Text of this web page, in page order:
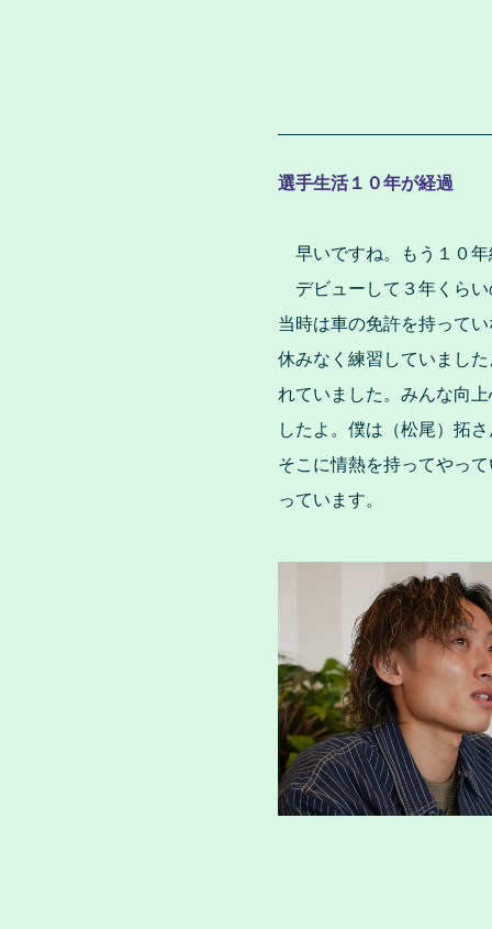
選手生活１０年が経過
早いですね。もう１０年
デビューして３年くらい
当時は車の免許を持って
休みなく練習していまし
れていました。みんな向
したよ。僕は（松尾）拓
そこに情熱を持ってやっ
っています。